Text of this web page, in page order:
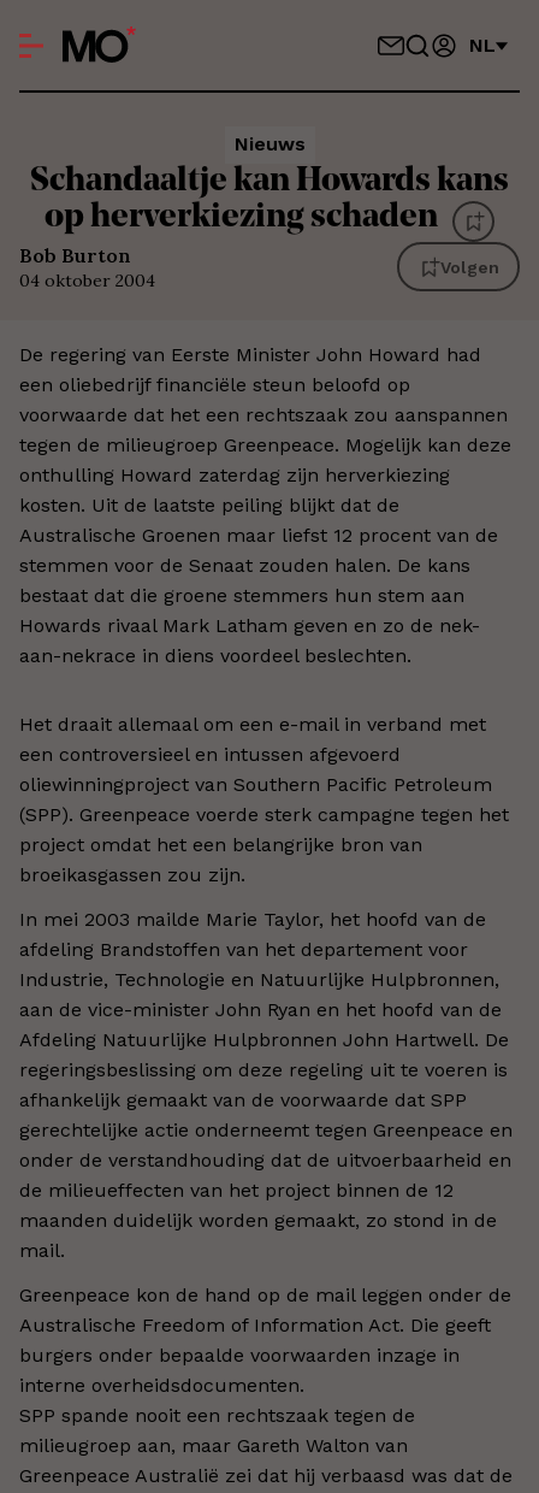
NL
Nieuws
Schandaaltje kan Howards kans
op herverkiezing schaden
Bob Burton
04 oktober 2004
Volgen
De regering van Eerste Minister John Howard had
een oliebedrijf financiële steun beloofd op
voorwaarde dat het een rechtszaak zou aanspannen
tegen de milieugroep Greenpeace. Mogelijk kan deze
onthulling Howard zaterdag zijn herverkiezing
kosten. Uit de laatste peiling blijkt dat de
Australische Groenen maar liefst 12 procent van de
stemmen voor de Senaat zouden halen. De kans
bestaat dat die groene stemmers hun stem aan
Howards rivaal Mark Latham geven en zo de nek-
aan-nekrace in diens voordeel beslechten.
Het draait allemaal om een e-mail in verband met
een controversieel en intussen afgevoerd
oliewinningproject van Southern Pacific Petroleum
(SPP). Greenpeace voerde sterk campagne tegen het
project omdat het een belangrijke bron van
broeikasgassen zou zijn.
In mei 2003 mailde Marie Taylor, het hoofd van de
afdeling Brandstoffen van het departement voor
Industrie, Technologie en Natuurlijke Hulpbronnen,
aan de vice-minister John Ryan en het hoofd van de
Afdeling Natuurlijke Hulpbronnen John Hartwell. De
regeringsbeslissing om deze regeling uit te voeren is
afhankelijk gemaakt van de voorwaarde dat SPP
gerechtelijke actie onderneemt tegen Greenpeace en
onder de verstandhouding dat de uitvoerbaarheid en
de milieueffecten van het project binnen de 12
maanden duidelijk worden gemaakt, zo stond in de
mail.
Greenpeace kon de hand op de mail leggen onder de
Australische Freedom of Information Act. Die geeft
burgers onder bepaalde voorwaarden inzage in
interne overheidsdocumenten.
SPP spande nooit een rechtszaak tegen de
milieugroep aan, maar Gareth Walton van
Greenpeace Australië zei dat hij verbaasd was dat de